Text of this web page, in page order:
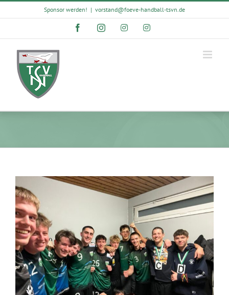
Skip
Sponsor werden! | vorstand@foeve-handball-tsvn.de
FacebookInstagramInstagramInstagram
Larger
Image